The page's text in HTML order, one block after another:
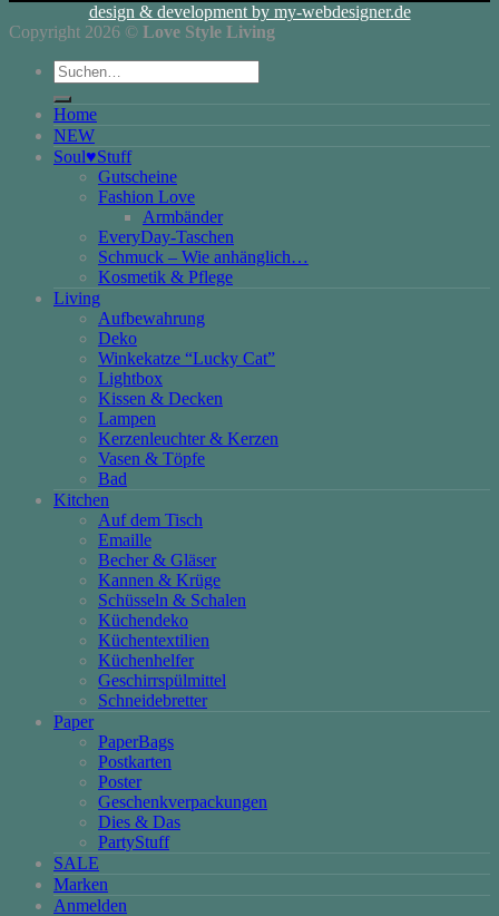
design & development by my-webdesigner.de
Copyright 2026 © Love Style Living
Suchen
nach:
Home
NEW
Soul♥Stuff
Gutscheine
Fashion Love
Armbänder
EveryDay-Taschen
Schmuck – Wie anhänglich…
Kosmetik & Pflege
Living
Aufbewahrung
Deko
Winkekatze “Lucky Cat”
Lightbox
Kissen & Decken
Lampen
Kerzenleuchter & Kerzen
Vasen & Töpfe
Bad
Kitchen
Auf dem Tisch
Emaille
Becher & Gläser
Kannen & Krüge
Schüsseln & Schalen
Küchendeko
Küchentextilien
Küchenhelfer
Geschirrspülmittel
Schneidebretter
Paper
PaperBags
Postkarten
Poster
Geschenkverpackungen
Dies & Das
PartyStuff
SALE
Marken
Anmelden